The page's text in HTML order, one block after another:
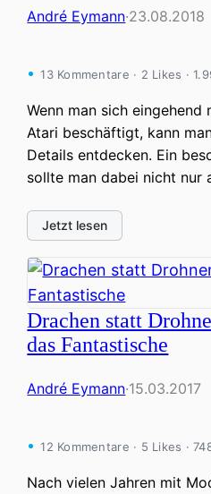
André Eymann·23.08.2018
13 Kommentare · 2 Likes ·
Wenn man sich
Atari beschäftigt, kann
Details entdecken. Ein
sollte man dabei nicht nur
Jetzt lesen
Drachen statt
das Fantastische
André Eymann·15.03.2017
12 Kommentare · 5 Likes ·
Nach vielen Jahren mit